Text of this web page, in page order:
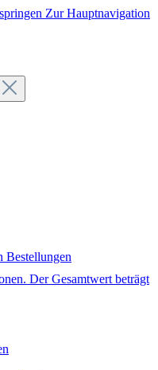
Zur Hauptnavigation
Bestellungen
Der Gesamtwert beträgt